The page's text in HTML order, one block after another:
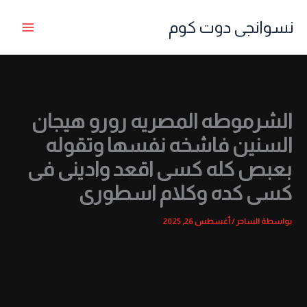
نسوانجى دوت كوم
الشرموطه المصريه رورو هيجان
السنين فاشخه نفسها وتقوله
بعبص كله كسى اقعد وادينى فى
كسى كده وكلام اسطورى
بواسطة الساحر/أغسطس 26, 2025